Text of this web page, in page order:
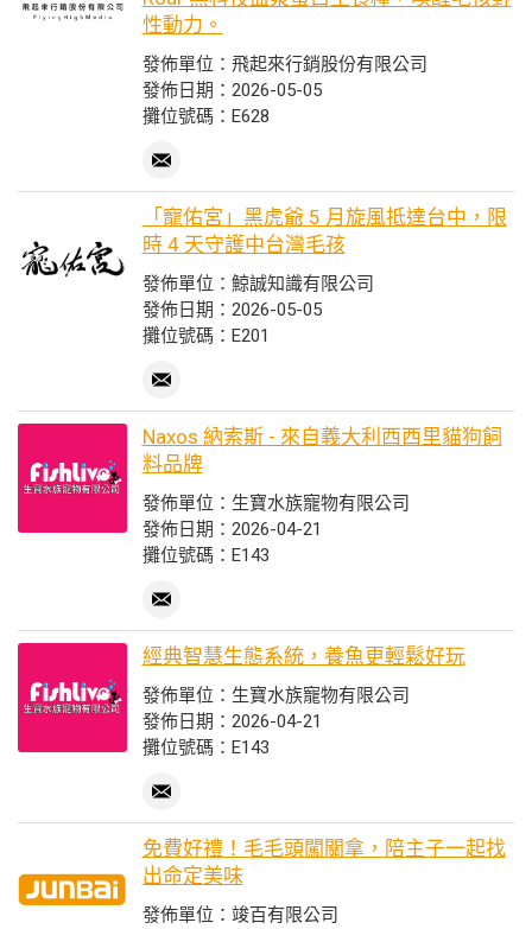
性動力。
發佈單位：飛起來行銷股份有限公司
發佈日期：2026-05-05
攤位號碼：E628
「寵佑宮」黑虎爺 5 月旋風抵達台中，限
時 4 天守護中台灣毛孩
發佈單位：鯨誠知識有限公司
發佈日期：2026-05-05
攤位號碼：E201
Naxos 納索斯 - 來自義大利西西里貓狗飼
料品牌
發佈單位：生寶水族寵物有限公司
發佈日期：2026-04-21
攤位號碼：E143
經典智慧生態系統，養魚更輕鬆好玩
發佈單位：生寶水族寵物有限公司
發佈日期：2026-04-21
攤位號碼：E143
免費好禮！毛毛頭闖關拿，陪主子一起找
出命定美味
發佈單位：竣百有限公司